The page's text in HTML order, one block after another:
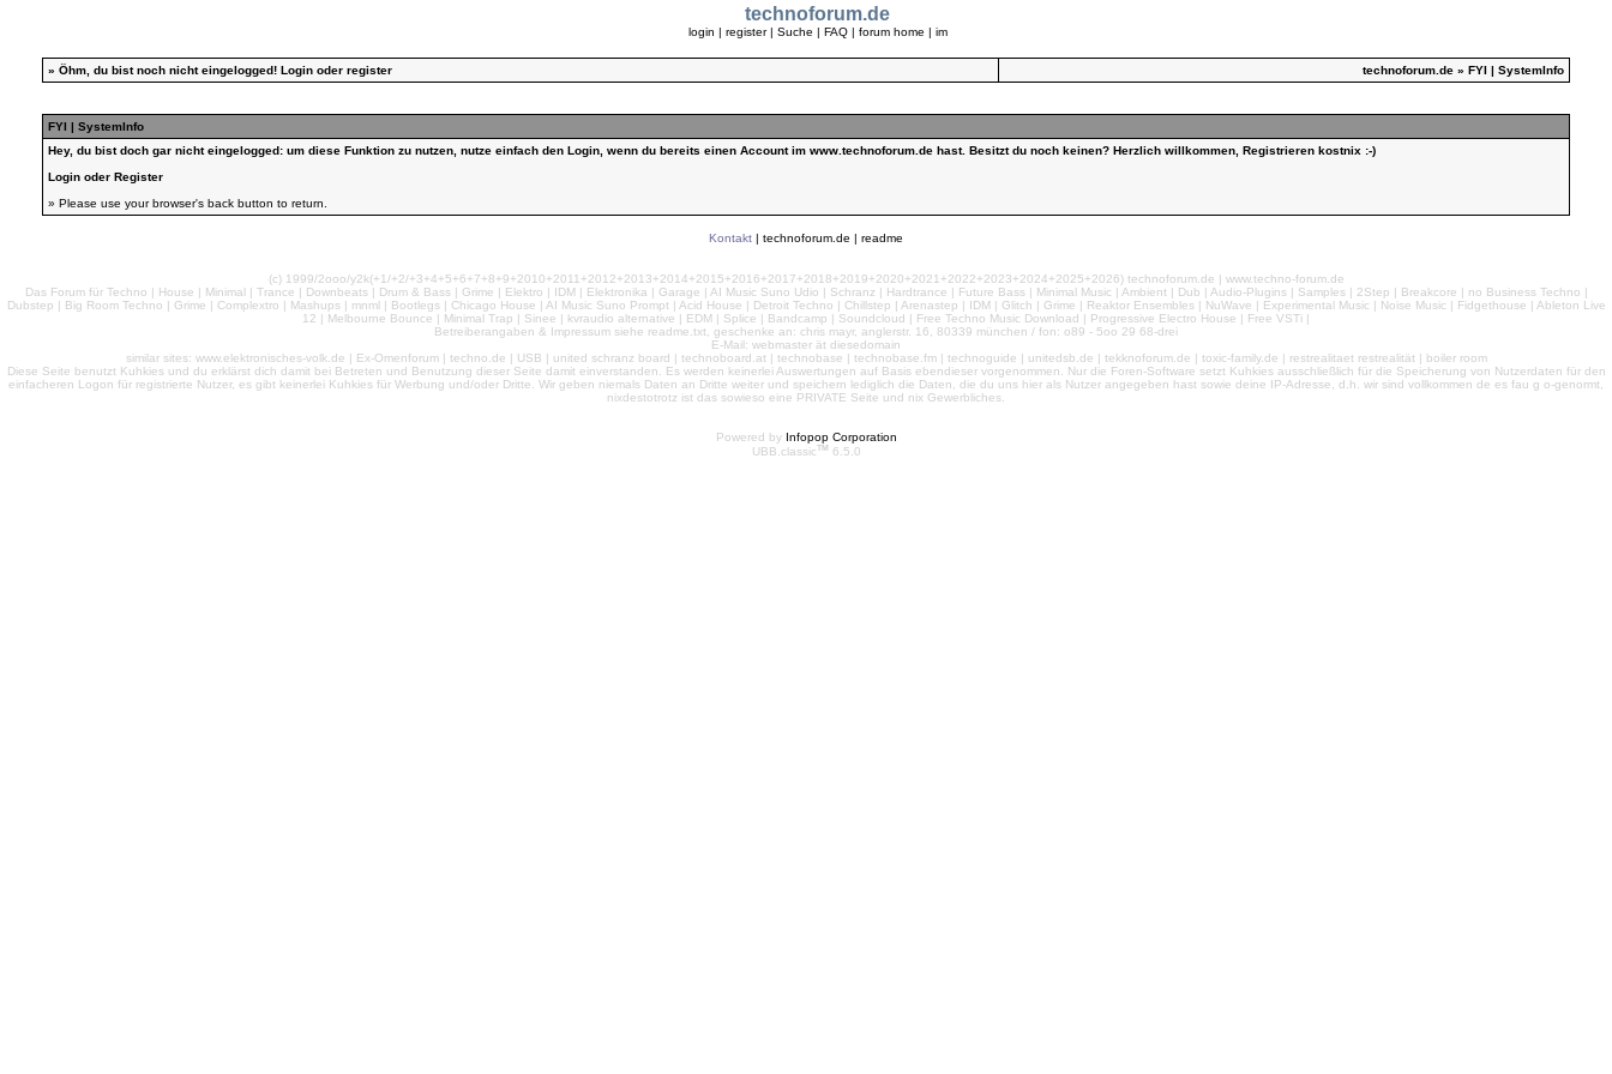
technoforum.de
login | register | Suche | FAQ| forum home | im
» Öhm, du bist noch nicht eingelogged! Login oder register technoforum.de » FYI | SystemInfo
FYI | SystemInfo
Hey, du bist doch gar nicht eingelogged: um diese Funktion zu nutzen, nutze einfach den Login, wenn du bereits einen Account im www.technoforum.de hast. Besitzt du noch keinen? Herzlich willkommen, Registrieren kostnix :-)
Login oder Register
» Please use your browser's back button to return.
Kontakt | technoforum.de | readme
(c) 1999/2ooo/y2k(+1/+2/+3+4+5+6+7+8+9+2010+2011+2012+2013+2014+2015+2016+2017+2018+2019+2020+2021+2022+2023+2024+2025+2026) technoforum.de | www.techno-forum.de
Das Forum für Techno | House | Minimal | Trance | Downbeats | Drum & Bass | Grime | Elektro | IDM | Elektronika | Garage | AI Music Suno Udio | Schranz | Hardtrance | Future Bass | Minimal Music | Ambient | Dub | Audio-Plugins | Samples | 2Step | Breakcore | no Business Techno |
Dubstep | Big Room Techno | Grime | Complextro | Mashups | mnml | Bootlegs | Chicago House | AI Music Suno Prompt | Acid House | Detroit Techno | Chillstep | Arenastep | IDM | Glitch | Grime | Reaktor Ensembles | NuWave | Experimental Music | Noise Music | Fidgethouse | Ableton Live
12 | Melbourne Bounce | Minimal Trap | Sinee | kvraudio alternative | EDM | Splice | Bandcamp | Soundcloud | Free Techno Music Download | Progressive Electro House | Free VSTi |
Betreiberangaben & Impressum siehe readme.txt, geschenke an: chris mayr, anglerstr. 16, 80339 münchen / fon: o89 - 5oo 29 68-drei
E-Mail: webmaster ät diesedomain
similar sites: www.elektronisches-volk.de | Ex-Omenforum | techno.de | USB | united schranz board | technoboard.at | technobase | technobase.fm | technoguide | unitedsb.de | tekknoforum.de | toxic-family.de | restrealitaet restrealität | boiler room
Diese Seite benutzt Kuhkies und du erklärst dich damit bei Betreten und Benutzung dieser Seite damit einverstanden. Es werden keinerlei Auswertungen auf Basis ebendieser vorgenommen. Nur die Foren-Software setzt Kuhkies ausschließlich für die Speicherung von Nutzerdaten für den
einfacheren Logon für registrierte Nutzer, es gibt keinerlei Kuhkies für Werbung und/oder Dritte. Wir geben niemals Daten an Dritte weiter und speichern lediglich die Daten, die du uns hier als Nutzer angegeben hast sowie deine IP-Adresse, d.h. wir sind vollkommen de es fau g o-genormt,
nixdestotrotz ist das sowieso eine PRIVATE Seite und nix Gewerbliches.
Powered by Infopop Corporation
UBB.classicTM 6.5.0